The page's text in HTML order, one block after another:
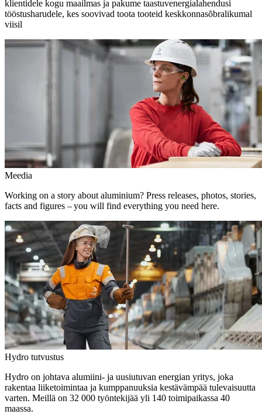
klientidele kogu maailmas ja pakume taastuvenergialahendusi
tööstusharudele, kes soovivad toota tooteid keskkonnasõbralikumal
viisil
Meedia
Working on a story about aluminium? Press releases, photos, stories,
facts and figures – you will find everything you need here.
Hydro tutvustus
Hydro on johtava alumiini- ja uusiutuvan energian yritys, joka
rakentaa liiketoimintaa ja kumppanuuksia kestävämpää tulevaisuutta
varten. Meillä on 32 000 työntekijää yli 140 toimipaikassa 40
maassa.